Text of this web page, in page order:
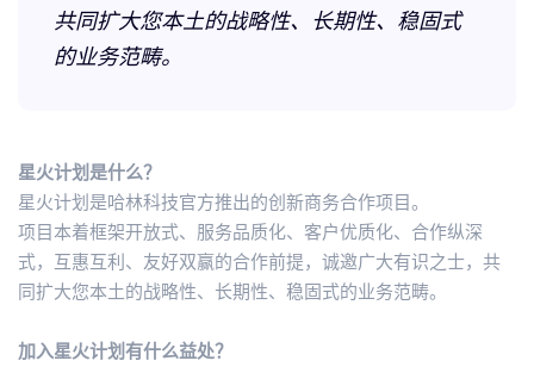
共同扩大您本土的战略性、长期性、稳固式
的业务范畴。
星火计划是什么？
星火计划是哈林科技官方推出的创新商务合作项目。
项目本着框架开放式、服务品质化、客户优质化、合作纵深
式，互惠互利、友好双赢的合作前提，诚邀广大有识之士，共
同扩大您本土的战略性、长期性、稳固式的业务范畴。
加入星火计划有什么益处？